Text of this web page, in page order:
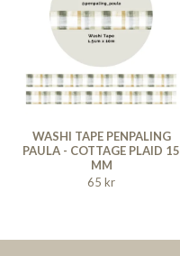
WASHI TAPE PENPALING
PAULA - COTTAGE PLAID 15
MM
65 kr